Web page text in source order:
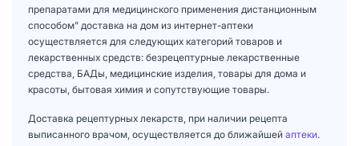
препаратами для медицинского применения дистанционным
способом" доставка на дом из интернет-аптеки
осуществляется для следующих категорий товаров и
лекарственных средств: безрецептурные лекарственные
средства, БАДы, медицинские изделия, товары для дома и
красоты, бытовая химия и сопутствующие товары.
Доставка рецептурных лекарств, при наличии рецепта
выписанного врачом, осуществляется до ближайшей аптеки.